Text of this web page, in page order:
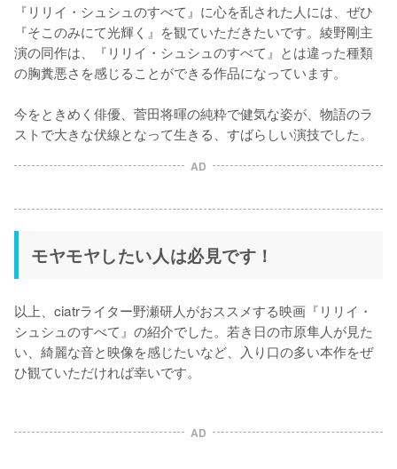
『リリイ・シュシュのすべて』に心を乱された人には、ぜひ
『そこのみにて光輝く』を観ていただきたいです。綾野剛主
演の同作は、『リリイ・シュシュのすべて』とは違った種類
の胸糞悪さを感じることができる作品になっています。
今をときめく俳優、菅田将暉の純粋で健気な姿が、物語のラ
ストで大きな伏線となって生きる、すばらしい演技でした。
AD
モヤモヤしたい人は必見です！
以上、ciatrライター野瀬研人がおススメする映画『リリイ・
シュシュのすべて』の紹介でした。若き日の市原隼人が見た
い、綺麗な音と映像を感じたいなど、入り口の多い本作をぜ
ひ観ていただければ幸いです。
AD